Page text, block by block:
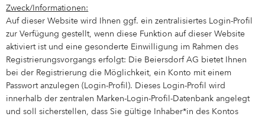
Zweck/Informationen:
Auf dieser Website wird Ihnen ggf. ein zentralisiertes Login-Profil
zur Verfügung gestellt, wenn diese Funktion auf dieser Website
aktiviert ist und eine gesonderte Einwilligung im Rahmen des
Registrierungsvorgangs erfolgt: Die Beiersdorf AG bietet Ihnen
bei der Registrierung die Möglichkeit, ein Konto mit einem
Passwort anzulegen (Login-Profil). Dieses Login-Profil wird
innerhalb der zentralen Marken-Login-Profil-Datenbank angelegt
und soll sicherstellen, dass Sie gültige Inhaber*in des Kontos